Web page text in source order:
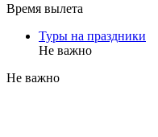
Время вылета
Туры на праздники
Не важно
Не важно